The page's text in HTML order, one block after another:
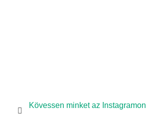
Kövessen minket az Instagramon